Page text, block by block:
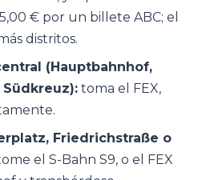
€ por un billete ABC; el
distritos.
(Hauptbahnhof,
toma el FEX,
Friedrichstraße o
el S-Bahn S9, o el FEX